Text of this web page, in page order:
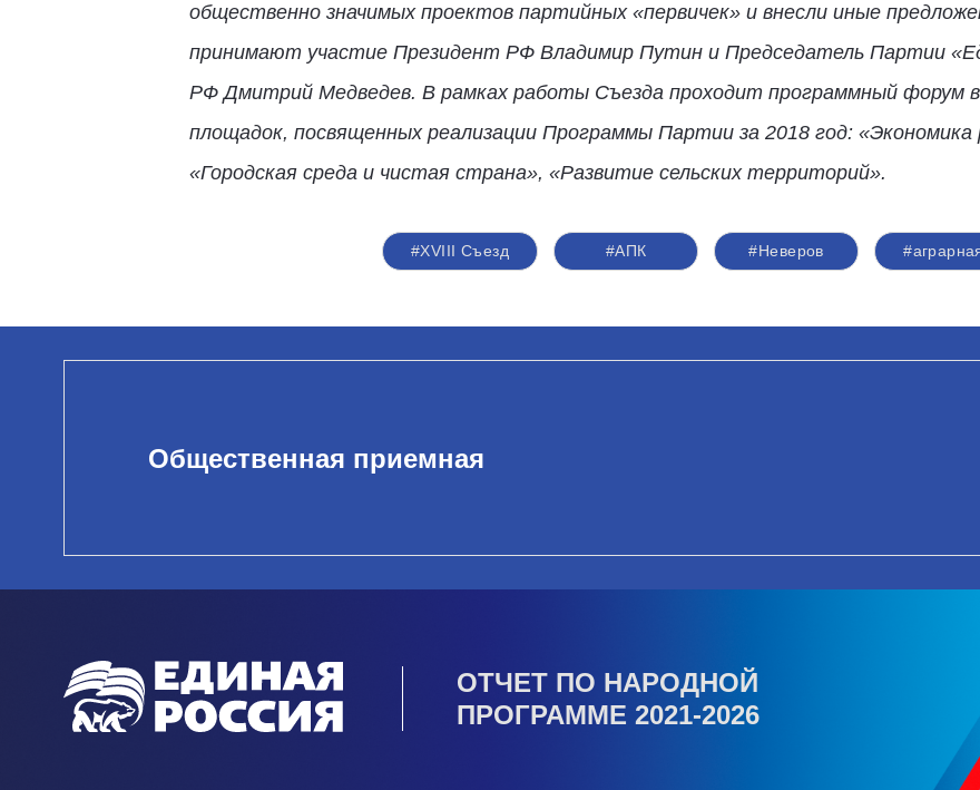
общественно значимых проектов партийных «первичек» и внесли иные
принимают участие Президент РФ Владимир Путин и Председатель Партии
РФ Дмитрий Медведев. В рамках работы Съезда проходит программный форум
площадок, посвященных реализации Программы Партии за 2018 год: «Экономика
«Городская среда и чистая страна», «Развитие сельских территорий».
#XVIII Съезд #АПК #Неверов
Общественная приемная
ОТЧЕТ ПО НАРОДНОЙ
ПРОГРАММЕ 2021-2026